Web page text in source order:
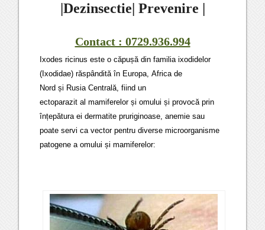
|Dezinsectie| Prevenire |
Contact : 0729.936.994
Ixodes ricinus este o căpușă din familia ixodidelor
(Ixodidae) răspândită în Europa, Africa de
Nord și Rusia Centrală, fiind un
ectoparazit al mamiferelor și omului și provocă prin
înțepătura ei dermatite pruriginoase, anemie sau
poate servi ca vector pentru diverse microorganisme
patogene a omului și mamiferelor: